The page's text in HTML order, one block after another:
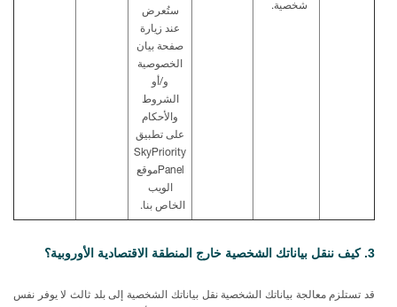
شخصية.
ستُعرض
عند زيارة
صفحة بيان
الخصوصية
و/ أو
الشروط
والأحكام
على تطبيق
SkyPriority
Panelموقع
الويب
الخاص بنا.
3. كيف ننقل بياناتك الشخصية خارج المنطقة الاقتصادية الأوروبية؟
قد تستلزم معالجة بياناتك الشخصية نقل بياناتك الشخصية إلى بلد ثالث لا يوفر نفس